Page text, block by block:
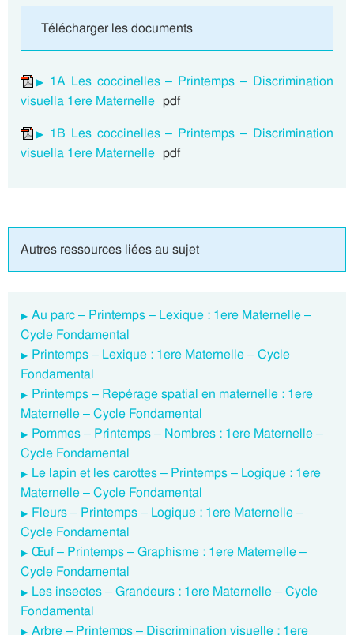
Télécharger les documents
1A Les coccinelles – Printemps – Discrimination
visuella 1ere Maternelle pdf
1B Les coccinelles – Printemps – Discrimination
visuella 1ere Maternelle pdf
Autres ressources liées au sujet
Au parc – Printemps – Lexique : 1ere Maternelle –
Cycle Fondamental
Printemps – Lexique : 1ere Maternelle – Cycle
Fondamental
Printemps – Repérage spatial en maternelle : 1ere
Maternelle – Cycle Fondamental
Pommes – Printemps – Nombres : 1ere Maternelle –
Cycle Fondamental
Le lapin et les carottes – Printemps – Logique : 1ere
Maternelle – Cycle Fondamental
Fleurs – Printemps – Logique : 1ere Maternelle –
Cycle Fondamental
Œuf – Printemps – Graphisme : 1ere Maternelle –
Cycle Fondamental
Les insectes – Grandeurs : 1ere Maternelle – Cycle
Fondamental
Arbre – Printemps – Discrimination visuelle : 1ere